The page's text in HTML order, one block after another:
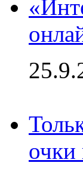
очки